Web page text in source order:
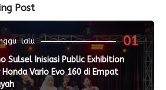
Post
01
lalu
Sulsel Inisiasi Public Exhibition
Honda Vario Evo 160 di Empat